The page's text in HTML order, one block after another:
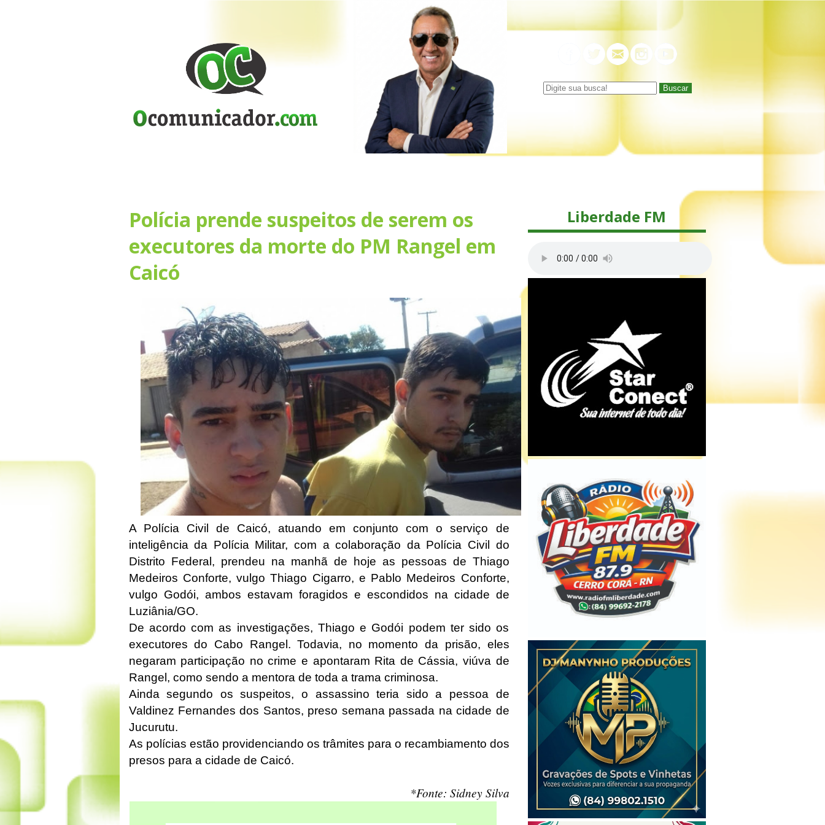
Buscar
Polícia prende suspeitos de serem os
executores da morte do PM Rangel em
Caicó
A Polícia Civil de Caicó, atuando em conjunto com o serviço de
inteligência da Polícia Militar, com a colaboração da Polícia Civil do
Distrito Federal, prendeu na manhã de hoje as pessoas de Thiago
Medeiros Conforte, vulgo Thiago Cigarro, e Pablo Medeiros Conforte,
vulgo Godói, ambos estavam foragidos e escondidos na cidade de
Luziânia/GO.
De acordo com as investigações, Thiago e Godói podem ter sido os
executores do Cabo Rangel. Todavia, no momento da prisão, eles
negaram participação no crime e apontaram Rita de Cássia, viúva de
Rangel, como sendo a mentora de toda a trama criminosa.
Ainda segundo os suspeitos, o assassino teria sido a pessoa de
Valdinez Fernandes dos Santos, preso semana passada na cidade de
Jucurutu.
As polícias estão providenciando os trâmites para o recambiamento dos
presos para a cidade de Caicó.
*Fonte: Sidney Silva
Liberdade FM